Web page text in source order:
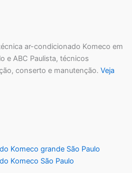
ar-condicionado Komeco em
e ABC Paulista, técnicos
conserto e manutenção. Veja
Komeco grande São Paulo
Komeco São Paulo